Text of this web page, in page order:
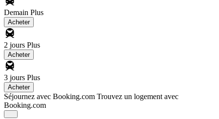
Demain Plus
Acheter
2 jours Plus
Acheter
3 jours Plus
Acheter
Séjournez avec Booking.com Trouvez un logement avec
Booking.com